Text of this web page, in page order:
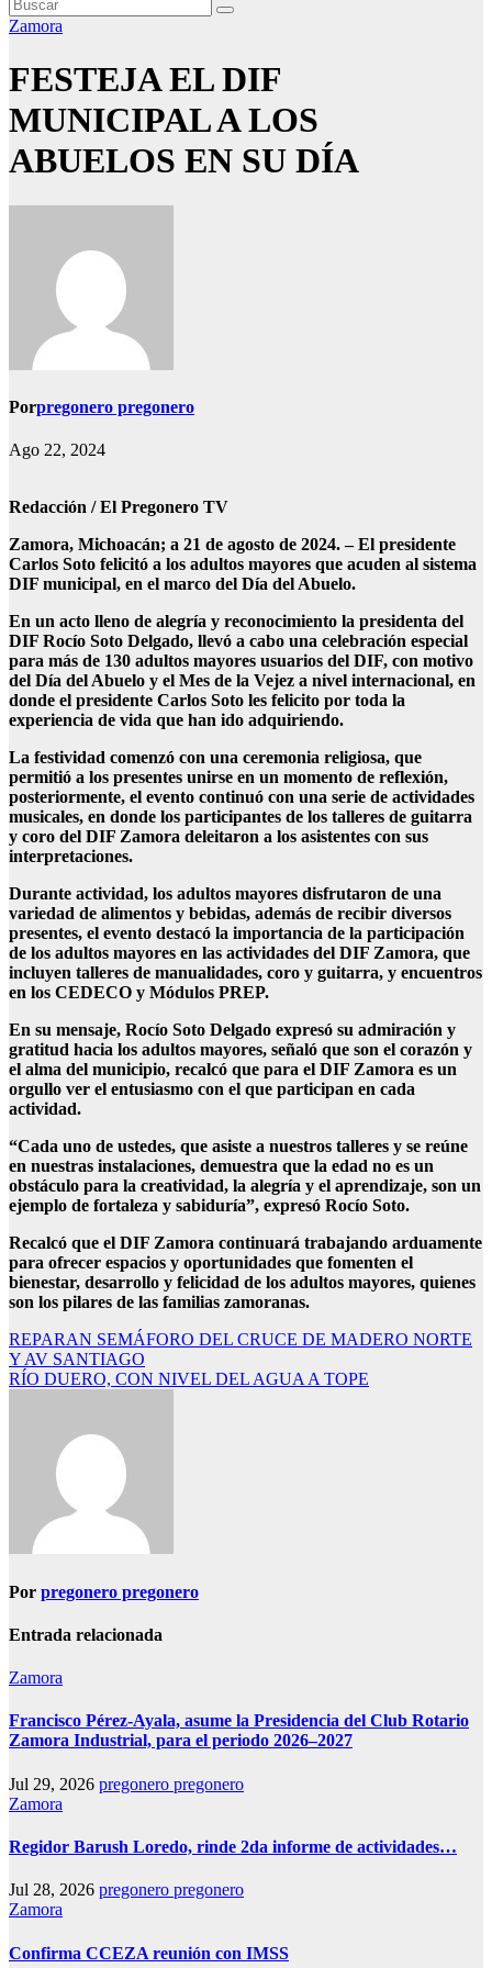
Zamora
FESTEJA EL DIF
MUNICIPAL A LOS
ABUELOS EN SU DÍA
Porpregonero pregonero
Ago 22, 2024
Redacción / El Pregonero TV
Zamora, Michoacán; a 21 de agosto de 2024. – El presidente
Carlos Soto felicitó a los adultos mayores que acuden al sistema
DIF municipal, en el marco del Día del Abuelo.
En un acto lleno de alegría y reconocimiento la presidenta del
DIF Rocío Soto Delgado, llevó a cabo una celebración especial
para más de 130 adultos mayores usuarios del DIF, con motivo
del Día del Abuelo y el Mes de la Vejez a nivel internacional, en
donde el presidente Carlos Soto les felicito por toda la
experiencia de vida que han ido adquiriendo.
La festividad comenzó con una ceremonia religiosa, que
permitió a los presentes unirse en un momento de reflexión,
posteriormente, el evento continuó con una serie de actividades
musicales, en donde los participantes de los talleres de guitarra
y coro del DIF Zamora deleitaron a los asistentes con sus
interpretaciones.
Durante actividad, los adultos mayores disfrutaron de una
variedad de alimentos y bebidas, además de recibir diversos
presentes, el evento destacó la importancia de la participación
de los adultos mayores en las actividades del DIF Zamora, que
incluyen talleres de manualidades, coro y guitarra, y encuentros
en los CEDECO y Módulos PREP.
En su mensaje, Rocío Soto Delgado expresó su admiración y
gratitud hacia los adultos mayores, señaló que son el corazón y
el alma del municipio, recalcó que para el DIF Zamora es un
orgullo ver el entusiasmo con el que participan en cada
actividad.
“Cada uno de ustedes, que asiste a nuestros talleres y se reúne
en nuestras instalaciones, demuestra que la edad no es un
obstáculo para la creatividad, la alegría y el aprendizaje, son un
ejemplo de fortaleza y sabiduría”, expresó Rocío Soto.
Recalcó que el DIF Zamora continuará trabajando arduamente
para ofrecer espacios y oportunidades que fomenten el
bienestar, desarrollo y felicidad de los adultos mayores, quienes
son los pilares de las familias zamoranas.
Navegación
de
REPARAN SEMÁFORO DEL CRUCE DE MADERO NORTE
Y AV SANTIAGO
RÍO DUERO, CON NIVEL DEL AGUA A TOPE
Por pregonero pregonero
Entrada relacionada
Zamora
Francisco Pérez-Ayala, asume la Presidencia del Club Rotario
Zamora Industrial, para el periodo 2026–2027
Jul 29, 2026 pregonero pregonero
Zamora
Regidor Barush Loredo, rinde 2da informe de actividades…
Jul 28, 2026 pregonero pregonero
Zamora
Confirma CCEZA reunión con IMSS